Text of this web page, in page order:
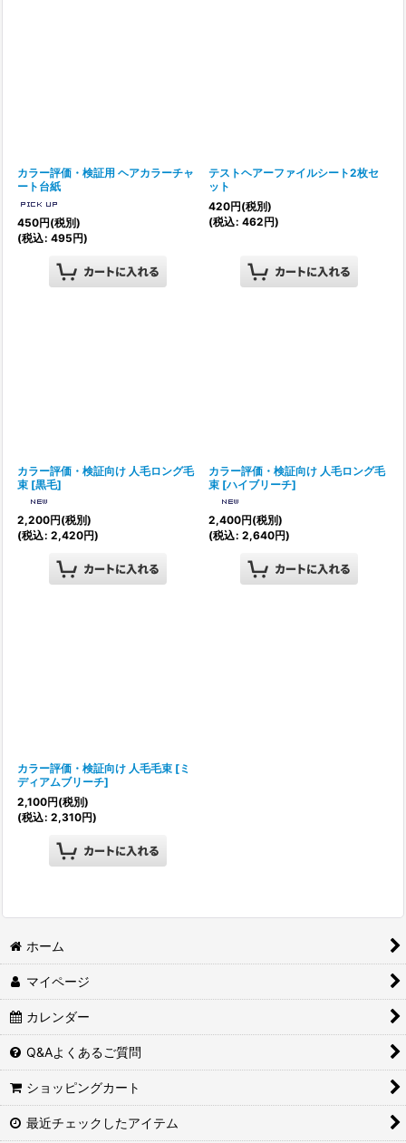
カラー評価・検証用 ヘアカラーチャ
ート台紙
450円(税別)
(税込: 495円)
テストヘアーファイルシート2枚セ
ット
420円(税別)
(税込: 462円)
カラー評価・検証向け 人毛ロング毛
束 [黒毛]
2,200円(税別)
(税込: 2,420円)
カラー評価・検証向け 人毛ロング毛
束 [ハイブリーチ]
2,400円(税別)
(税込: 2,640円)
カラー評価・検証向け 人毛毛束 [ ミ
ディアムブリーチ]
2,100円(税別)
(税込: 2,310円)
ホーム
マイページ
カレンダー
Q&Aよくあるご質問
ショッピングカート
最近チェックしたアイテム